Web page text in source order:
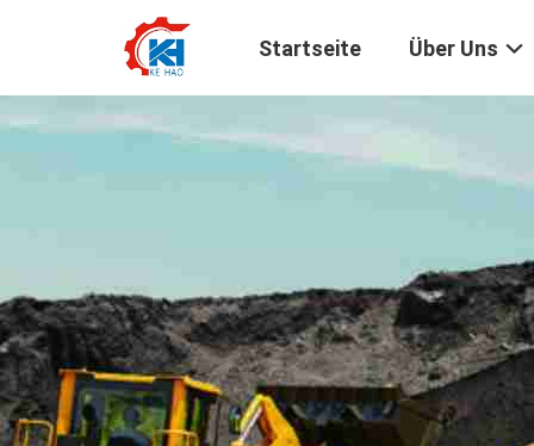
Startseite Über Uns